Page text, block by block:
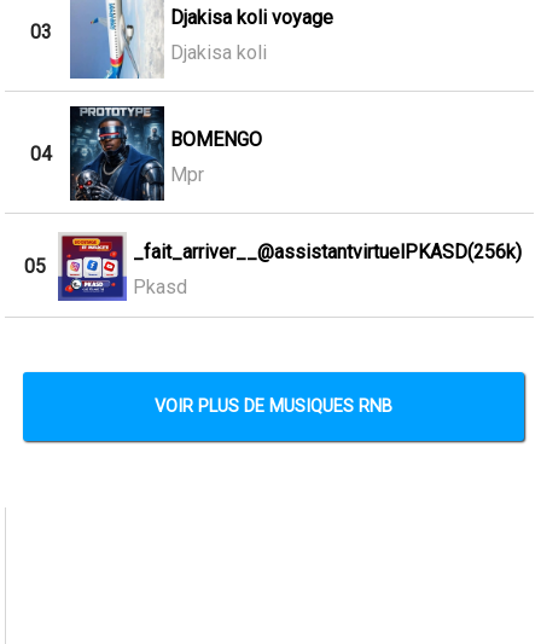
03
Djakisa koli voyage
Djakisa koli
04
BOMENGO
Mpr
05
_fait_arriver__@assistantvirtuelPKASD(256k)
Pkasd
VOIR PLUS DE MUSIQUES RNB